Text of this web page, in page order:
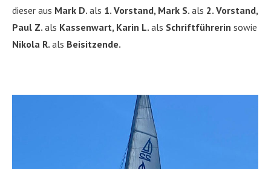
dieser aus Mark D. als 1. Vorstand, Mark S. als 2. Vorstand,
Paul Z. als Kassenwart, Karin L. als Schriftführerin sowie
Nikola R. als Beisitzende.